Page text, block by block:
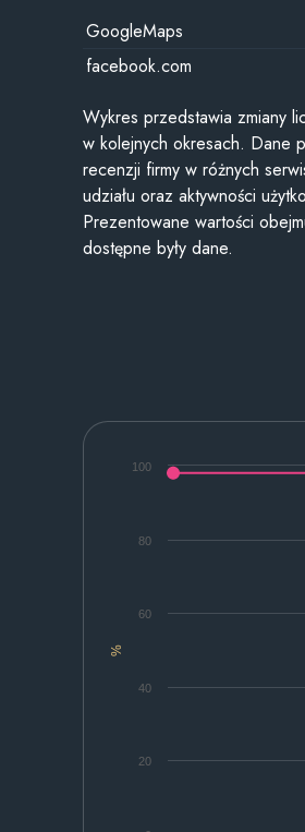
GoogleMaps
facebook.com
Wykres przedstawia zmiany
w kolejnych okresach. Dane
recenzji firmy w różnych
udziału oraz aktywności
Prezentowane wartości
dostępne były dane.
%
20
40
60
80
100